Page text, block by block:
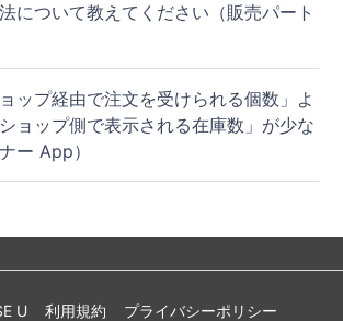
について教えてください（販売パート
ップ経由で注文を受けられる個数」よ
ョップ側で表示される在庫数」が少な
ー App）
U 利用規約
プライバシーポリシー